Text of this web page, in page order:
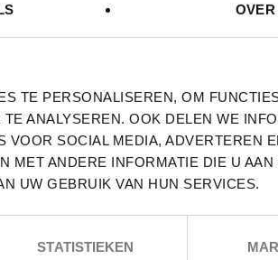
OVER
TE PERSONALISEREN, OM
ANALYSEREN. OOK DELEN WE
SOCIAL MEDIA, ADVERTEREN
MET ANDERE INFORMATIE DIE U AAN
UW GEBRUIK VAN HUN SERVICES.
STATISTIEKEN